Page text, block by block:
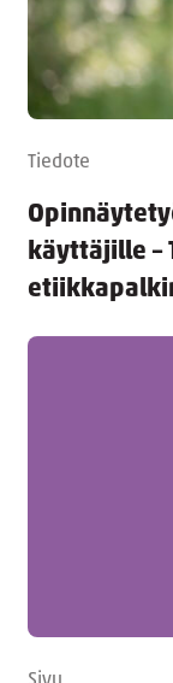
Tiedote
käyttäjille –